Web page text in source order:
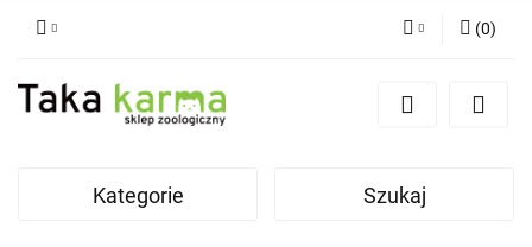
Zaloguj się
Zgody cookies
(0)
Kategorie Szukaj